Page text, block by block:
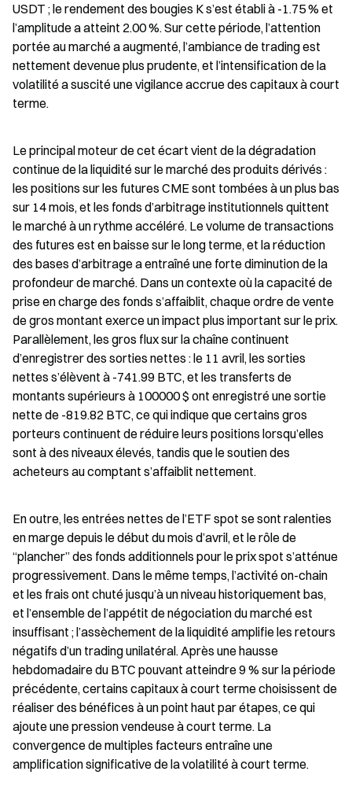
USDT ; le rendement des bougies K s’est établi à -1.75 % et
l’amplitude a atteint 2.00 %. Sur cette période, l’attention
portée au marché a augmenté, l’ambiance de trading est
nettement devenue plus prudente, et l’intensification de la
volatilité a suscité une vigilance accrue des capitaux à court
terme.
Le principal moteur de cet écart vient de la dégradation
continue de la liquidité sur le marché des produits dérivés :
les positions sur les futures CME sont tombées à un plus bas
sur 14 mois, et les fonds d’arbitrage institutionnels quittent
le marché à un rythme accéléré. Le volume de transactions
des futures est en baisse sur le long terme, et la réduction
des bases d’arbitrage a entraîné une forte diminution de la
profondeur de marché. Dans un contexte où la capacité de
prise en charge des fonds s’affaiblit, chaque ordre de vente
de gros montant exerce un impact plus important sur le prix.
Parallèlement, les gros flux sur la chaîne continuent
d’enregistrer des sorties nettes : le 11 avril, les sorties
nettes s’élèvent à -741.99 BTC, et les transferts de
montants supérieurs à 100000 $ ont enregistré une sortie
nette de -819.82 BTC, ce qui indique que certains gros
porteurs continuent de réduire leurs positions lorsqu’elles
sont à des niveaux élevés, tandis que le soutien des
acheteurs au comptant s’affaiblit nettement.
En outre, les entrées nettes de l’ETF spot se sont ralenties
en marge depuis le début du mois d’avril, et le rôle de
“plancher” des fonds additionnels pour le prix spot s’atténue
progressivement. Dans le même temps, l’activité on-chain
et les frais ont chuté jusqu’à un niveau historiquement bas,
et l’ensemble de l’appétit de négociation du marché est
insuffisant ; l’assèchement de la liquidité amplifie les retours
négatifs d’un trading unilatéral. Après une hausse
hebdomadaire du BTC pouvant atteindre 9 % sur la période
précédente, certains capitaux à court terme choisissent de
réaliser des bénéfices à un point haut par étapes, ce qui
ajoute une pression vendeuse à court terme. La
convergence de multiples facteurs entraîne une
amplification significative de la volatilité à court terme.